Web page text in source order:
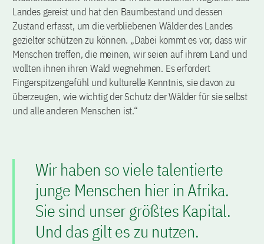
Landes gereist und hat den Baumbestand und dessen
Zustand erfasst, um die verbliebenen Wälder des Landes
gezielter schützen zu können. „Dabei kommt es vor, dass wir
Menschen treffen, die meinen, wir seien auf ihrem Land und
wollten ihnen ihren Wald wegnehmen. Es erfordert
Fingerspitzengefühl und kulturelle Kenntnis, sie davon zu
überzeugen, wie wichtig der Schutz der Wälder für sie selbst
und alle anderen Menschen ist.“
Wir haben so viele talentierte
junge Menschen hier in Afrika.
Sie sind unser größtes Kapital.
Und das gilt es zu nutzen.